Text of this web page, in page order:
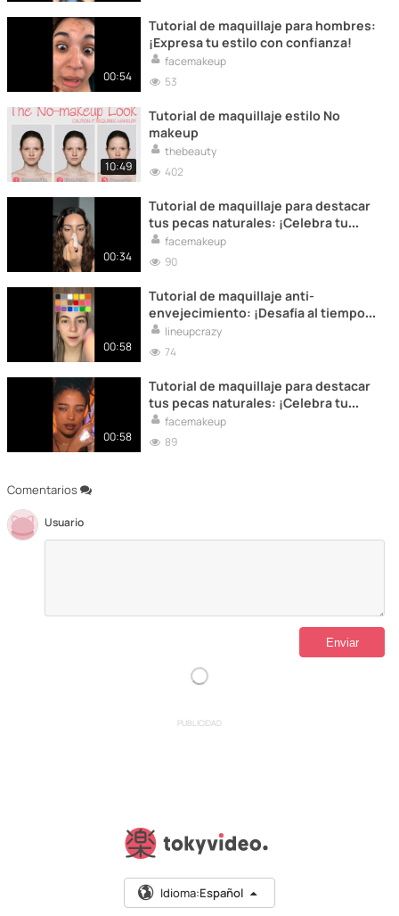
Comentarios
Usuario
00:54
Tutorial de maquillaje para hombres:
¡Expresa tu estilo con confianza!
facemakeup
53
10:49
Tutorial de maquillaje estilo No
makeup
thebeauty
402
00:34
Tutorial de maquillaje para destacar
tus pecas naturales: ¡Celebra tu
singularidad!
facemakeup
90
00:58
Tutorial de maquillaje anti-
envejecimiento: ¡Desafía al tiempo
con estilo!
lineupcrazy
74
00:58
Tutorial de maquillaje para destacar
tus pecas naturales: ¡Celebra tu
singularidad!
facemakeup
89
PUBLICIDAD
Idioma:Español